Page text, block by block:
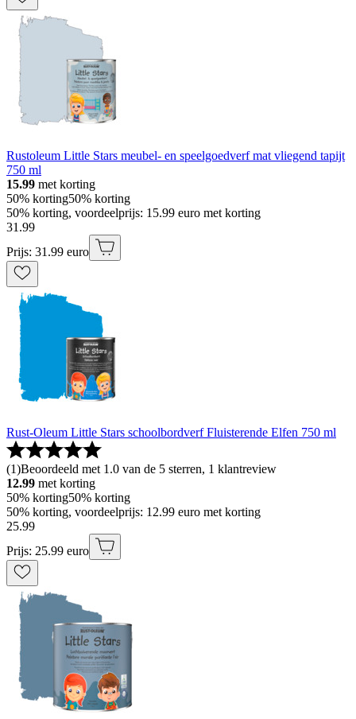
Rustoleum Little Stars meubel- en speelgoedverf mat vliegend tapijt
750 ml
15.99 met korting
50% korting50% korting
50% korting, voordeelprijs: 15.99 euro met korting
31 .99
Prijs: 31.99 euro
Rust-Oleum Little Stars schoolbordverf Fluisterende Elfen 750 ml
(1)Beoordeeld met 1.0 van de 5 sterren, 1 klantreview
12.99 met korting
50% korting50% korting
50% korting, voordeelprijs: 12.99 euro met korting
25.99
Prijs: 25.99 euro